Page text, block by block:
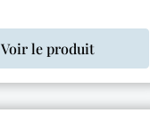
Voir le produit